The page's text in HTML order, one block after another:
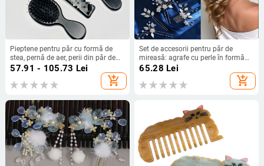
Pieptene pentru păr cu formă de
stea, pernă de aer, perii din păr de
porc, masaj anti-static, design
57.91 - 105.73 Lei
add_shopping_cart
Set de accesorii pentru păr de
mireasă: agrafe cu perle în formă
de frunză, lucrate manual, stil
65.28 Lei
add_shopping_cart